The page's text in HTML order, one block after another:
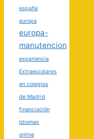
españa
europa
europa-
manutencion
experiencia
Extraescolares
en colegios
de Madrid
financiación
Idiomas
online